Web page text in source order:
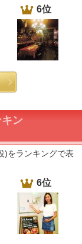
6位
ン
)をランキングで表
6位